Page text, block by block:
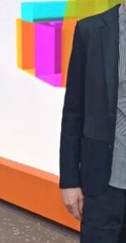
告中，政府指责
（Anthea M.
义意识形态”。
根据这一行政令
馆现有展览“应
题为《拯救美国
史博物馆如何因
产》的报告。指
于美国历史准确
具体说明其认可